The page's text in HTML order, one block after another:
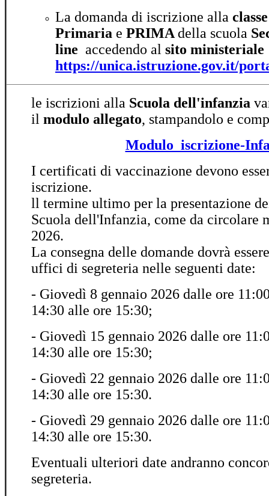
La domanda di iscrizione alla
Primaria e PRIMA della scuola
line accedendo al sito ministeriale
https://unica.istruzione.gov.it/
le iscrizioni alla Scuola dell'infanzia
il modulo allegato, stampandolo e
Modulo_iscrizione-
I certificati di vaccinazione devono
iscrizione.
ll termine ultimo per la presentazione
Scuola dell'Infanzia, come da circolare
2026.
La consegna delle domande dovrà
uffici di segreteria nelle seguenti date:
- Giovedì 8 gennaio 2026 dalle ore
14:30 alle ore 15:30;
- Giovedì 15 gennaio 2026 dalle ore
14:30 alle ore 15:30;
- Giovedì 22 gennaio 2026 dalle ore
14:30 alle ore 15:30.
- Giovedì 29 gennaio 2026 dalle ore
14:30 alle ore 15:30.
Eventuali ulteriori date andranno
segreteria.